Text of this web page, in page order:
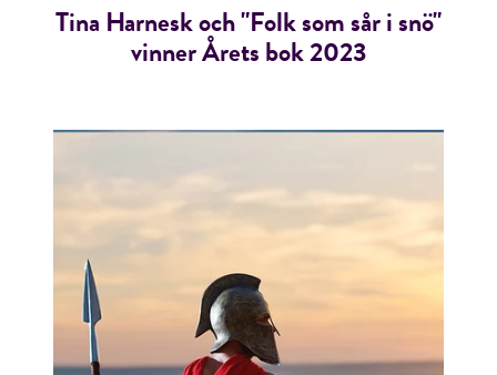
Tina Harnesk och "Folk som sår i snö"
vinner Årets bok 2023